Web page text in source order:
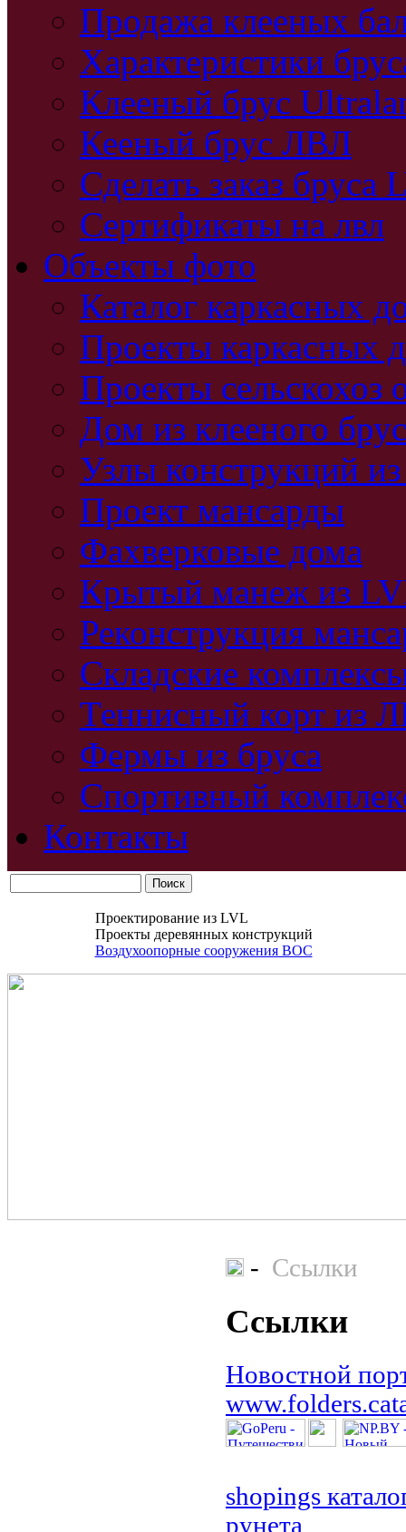
Продажа клееных
Характеристики
Клееный брус
Кееный брус ЛВЛ
Сделать заказ бруса
Сертификаты на лвл
Объекты фото
Каталог каркасных
Проекты каркасных
Проекты сельскохоз
Дом из клееного
Узлы конструкций
Проект мансарды
Фахверковые дома
Крытый манеж из
Реконструкция
Складские
Теннисный корт из
Фермы из бруса
Спортивный
Контакты
Проектирование из LVL
Проекты деревянных конструкций
Воздухоопорные сооружения ВОС
- Ссылки
Ссылки
Новостной
shopings
рунета